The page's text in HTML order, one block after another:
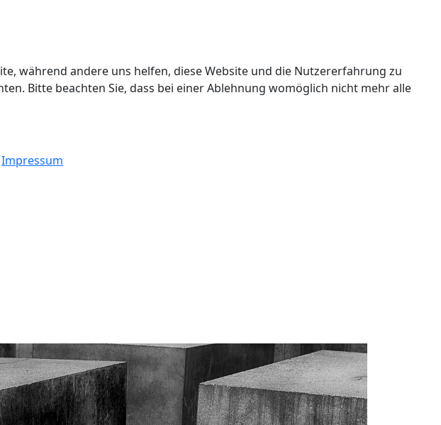
während andere uns helfen, diese Website und die Nutzererfahrung zu
Bitte beachten Sie, dass bei einer Ablehnung womöglich nicht mehr alle
Impressum